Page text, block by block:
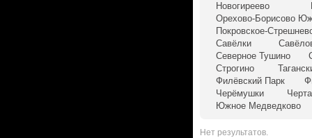
Новогиреево
Орехово-Борисово
Покровское-
Савёлки
Северное Тушино
Строгино
Филёвский Парк
Черёмушки
Южное Медведково
Нет результатов.